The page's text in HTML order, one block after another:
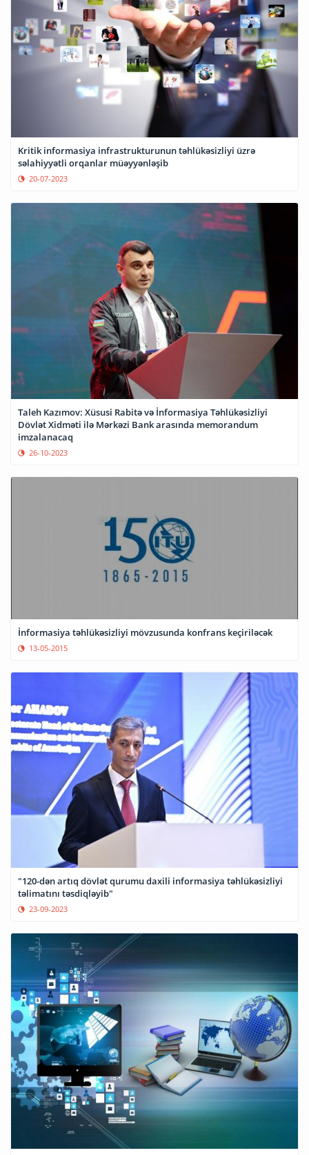
Kritik informasiya infrastrukturunun təhlükəsizliyi üzrə
səlahiyyətli orqanlar müəyyənləşib
20-07-2023
Taleh Kazımov: Xüsusi Rabitə və İnformasiya Təhlükəsizliyi
Dövlət Xidməti ilə Mərkəzi Bank arasında memorandum
imzalanacaq
26-10-2023
İnformasiya təhlükəsizliyi mövzusunda konfrans keçiriləcək
13-05-2015
"120-dən artıq dövlət qurumu daxili informasiya təhlükəsizliyi
təlimatını təsdiqləyib"
23-09-2023